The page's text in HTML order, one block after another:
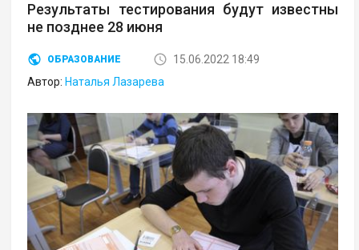
Результаты тестирования будут известны
не позднее 28 июня
ОБРАЗОВАНИЕ
15.06.2022 18:49
Автор: Наталья Лазарева